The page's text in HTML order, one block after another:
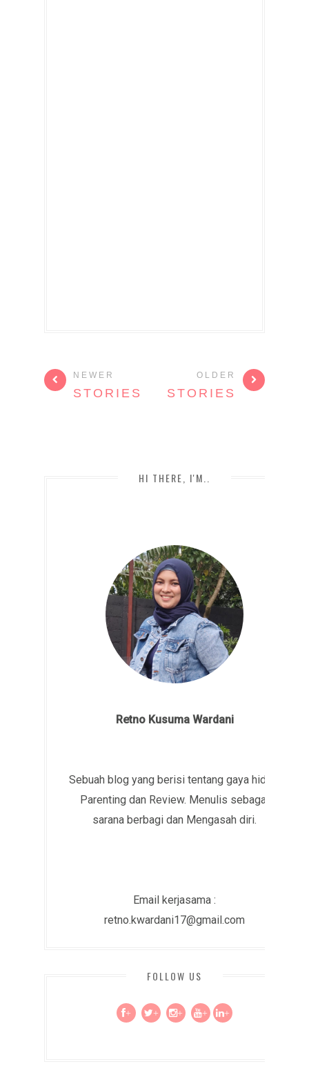
NEWER
STORIES
OLDER
STORIES
HI THERE, I'M..
Retno Kusuma Wardani
Sebuah blog yang berisi tentang gaya hidup,
Parenting dan Review. Menulis sebagai
sarana berbagi dan Mengasah diri.
Email kerjasama :
retno.kwardani17@gmail.com
FOLLOW US
+ + + + +